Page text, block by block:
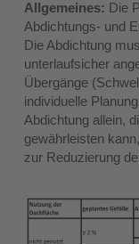
Allgemeines: Die
Abdichtungs- und
Die Abdichtung
unterlaufsicher
Übergänge
individuelle
Abdichtung allein,
gewährleisten
zur Reduzierung